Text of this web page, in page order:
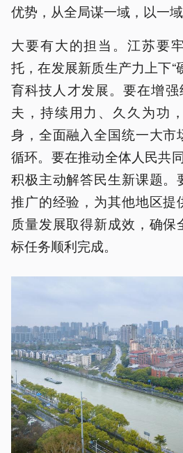
优势，从全局谋一域，以一域
大要有大的担当。江苏要
托，在发展新质生产力上下“
育科技人才发展。要在增强
夫，持续用力、久久为功
身，全面融入全国统一大市
循环。要在推动全体人民共
积极主动解答民生新课题。
推广的经验，为其他地区提
质量发展取得新成效，确保
标任务顺利完成。